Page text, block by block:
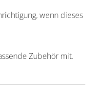
wenn dieses
Zubehör mit.